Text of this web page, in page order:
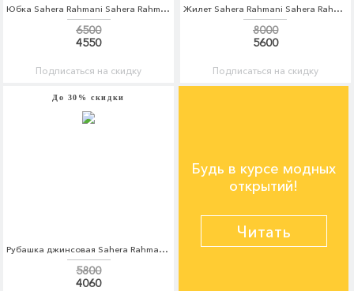
Юбка Sahera Rahmani Sahera Rahmani MP002XW1AV9E
6500
4550
Подписаться на скидку
Жилет Sahera Rahmani Sahera Rahmani MP002XW1AVA7
8000
5600
Подписаться на скидку
До 30% скидки
Рубашка джинсовая Sahera Rahmani Sahera Rahmani MP002XM0W5Q3
5800
4060
Будь в курсе модных
открытий!
Читать